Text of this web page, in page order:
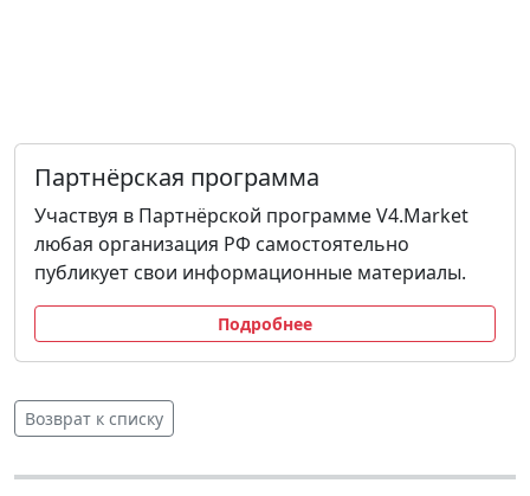
Партнёрская программа
Участвуя в Партнёрской программе V4.Market
любая организация РФ самостоятельно
публикует свои информационные материалы.
Подробнее
Возврат к списку